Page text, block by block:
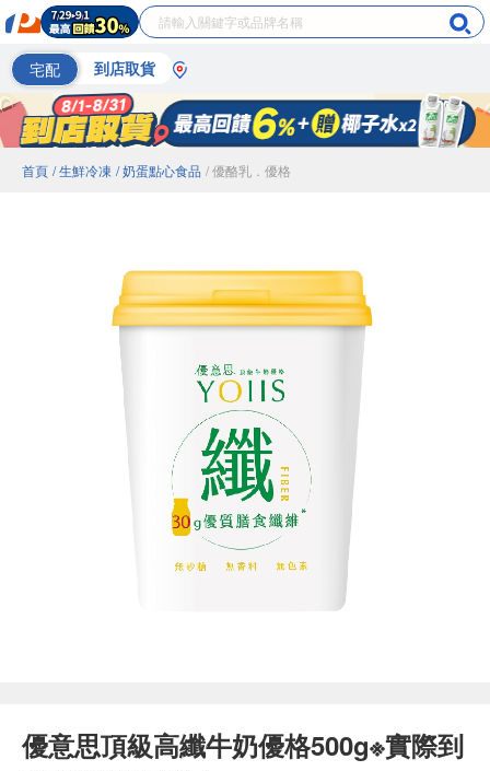
宅配 到店取貨
首頁 / 生鮮冷凍 / 奶蛋點心食品 / 優酪乳．優格
優意思頂級高纖牛奶優格500g※實際到